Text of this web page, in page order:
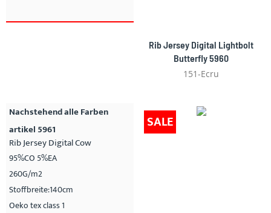
Rib Jersey Digital Lightbolt
Butterfly 5960
151-Ecru
Nachstehend alle Farben
artikel 5961
Rib Jersey Digital Cow
95%CO 5%EA
260G/m2
Stoffbreite:140cm
Oeko tex class 1
SALE